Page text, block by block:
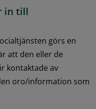
in till
görs en
att den eller de
kontaktade av
oro/information som